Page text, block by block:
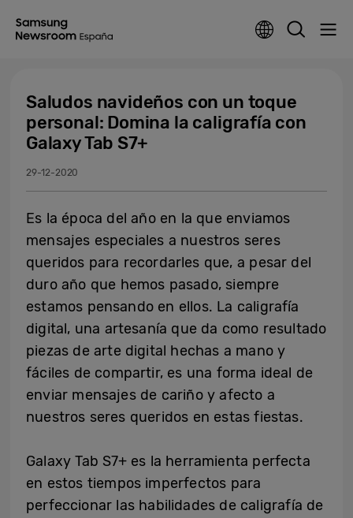
Saludos navideños con un toque
personal: Domina la caligrafía con
Galaxy Tab S7+
29-12-2020
Es la época del año en la que enviamos
mensajes especiales a nuestros seres
queridos para recordarles que, a pesar del
duro año que hemos pasado, siempre
estamos pensando en ellos. La caligrafía
digital, una artesanía que da como resultado
piezas de arte digital hechas a mano y
fáciles de compartir, es una forma ideal de
enviar mensajes de cariño y afecto a
nuestros seres queridos en estas fiestas.
Galaxy Tab S7+ es la herramienta perfecta
en estos tiempos imperfectos para
perfeccionar las habilidades de caligrafía de